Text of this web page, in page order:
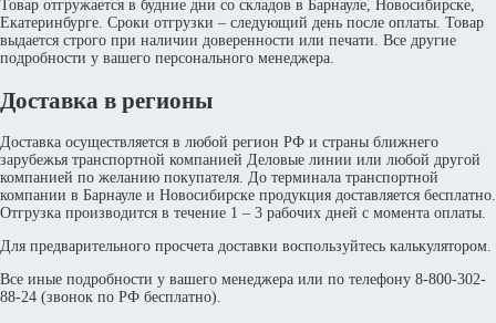
Товар отгружается в будние дни со складов в Барнауле, Новосибирске,
Екатеринбурге. Сроки отгрузки – следующий день после оплаты. Товар
выдается строго при наличии доверенности или печати. Все другие
подробности у вашего персонального менеджера.
Доставка в регионы
Доставка осуществляется в любой регион РФ и страны ближнего
зарубежья транспортной компанией Деловые линии или любой другой
компанией по желанию покупателя. До терминала транспортной
компании в Барнауле и Новосибирске продукция доставляется бесплатно.
Отгрузка производится в течение 1 – 3 рабочих дней с момента оплаты.
Для предварительного просчета доставки воспользуйтесь калькулятором.
Все иные подробности у вашего менеджера или по телефону 8-800-302-
88-24 (звонок по РФ бесплатно).